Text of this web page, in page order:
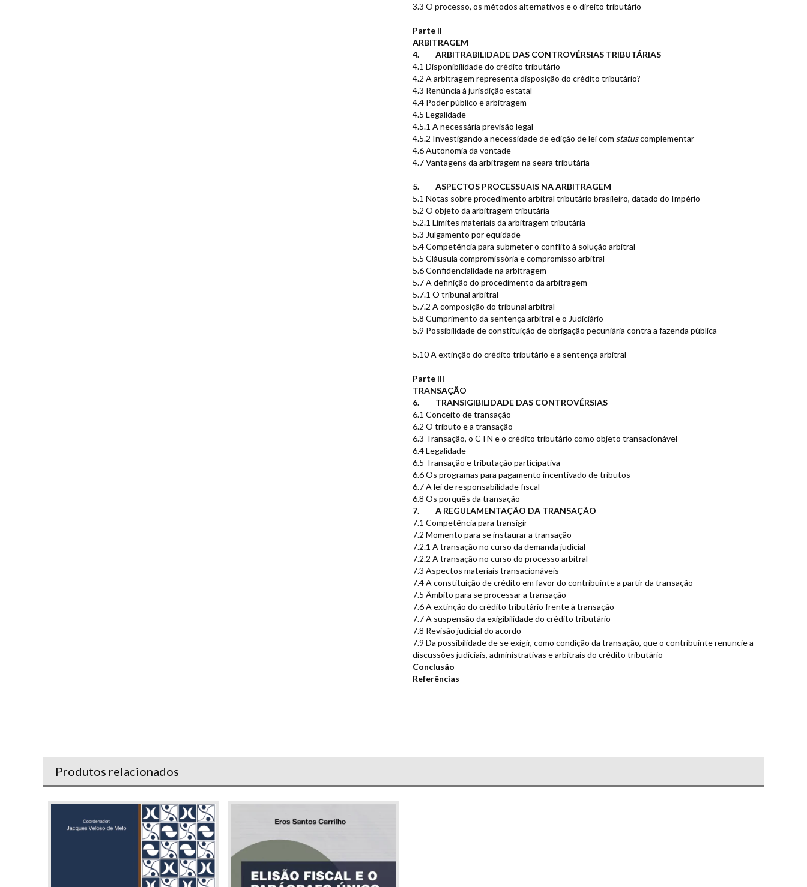
3.3 O processo, os métodos alternativos e o direito tributário
Parte II
ARBITRAGEM
4. ARBITRABILIDADE DAS CONTROVÉRSIAS TRIBUTÁRIAS
4.1 Disponibilidade do crédito tributário
4.2 A arbitragem representa disposição do crédito tributário?
4.3 Renúncia à jurisdição estatal
4.4 Poder público e arbitragem
4.5 Legalidade
4.5.1 A necessária previsão legal
4.5.2 Investigando a necessidade de edição de lei com statuscomplementar
4.6 Autonomia da vontade
4.7 Vantagens da arbitragem na seara tributária
5. ASPECTOS PROCESSUAIS NA ARBITRAGEM
5.1 Notas sobre procedimento arbitral tributário brasileiro, datado do Império
5.2 O objeto da arbitragem tributária
5.2.1 Limites materiais da arbitragem tributária
5.3 Julgamento por equidade
5.4 Competência para submeter o conflito à solução arbitral
5.5 Cláusula compromissória e compromisso arbitral
5.6 Confidencialidade na arbitragem
5.7 A definição do procedimento da arbitragem
5.7.1 O tribunal arbitral
5.7.2 A composição do tribunal arbitral
5.8 Cumprimento da sentença arbitral e o Judiciário
5.9 Possibilidade de constituição de obrigação pecuniária contra a fazenda pública
5.10 A extinção do crédito tributário e a sentença arbitral
Parte III
TRANSAÇÃO
6. TRANSIGIBILIDADE DAS CONTROVÉRSIAS
6.1 Conceito de transação
6.2 O tributo e a transação
6.3 Transação, o CTN e o crédito tributário como objeto transacionável
6.4 Legalidade
6.5 Transação e tributação participativa
6.6 Os programas para pagamento incentivado de tributos
6.7 A lei de responsabilidade fiscal
6.8 Os porquês da transação
7. A REGULAMENTAÇÃO DA TRANSAÇÃO
7.1 Competência para transigir
7.2 Momento para se instaurar a transação
7.2.1 A transação no curso da demanda judicial
7.2.2 A transação no curso do processo arbitral
7.3 Aspectos materiais transacionáveis
7.4 A constituição de crédito em favor do contribuinte a partir da transação
7.5 Âmbito para se processar a transação
7.6 A extinção do crédito tributário frente à transação
7.7 A suspensão da exigibilidade do crédito tributário
7.8 Revisão judicial do acordo
7.9 Da possibilidade de se exigir, como condição da transação, que o contribuinte renuncie a
discussões judiciais, administrativas e arbitrais do crédito tributário
Conclusão
Referências
Produtos relacionados